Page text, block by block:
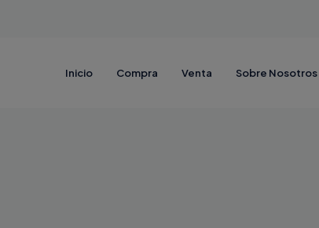
Inicio Compra Venta Sobre Nosotros